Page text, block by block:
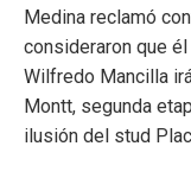
Medina reclamó
consideraron que
Wilfredo Mancilla
Montt, segunda
ilusión del stud